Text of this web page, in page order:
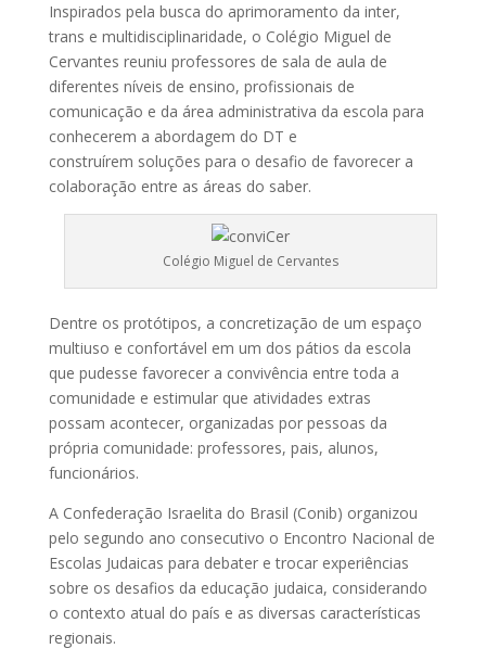
Inspirados pela busca do aprimoramento da inter,
trans e multidisciplinaridade, o Colégio Miguel de
Cervantes reuniu professores de sala de aula de
diferentes níveis de ensino, profissionais de
comunicação e da área administrativa da escola para
conhecerem a abordagem do DT e
construírem soluções para o desafio de favorecer a
colaboração entre as áreas do saber.
Colégio Miguel de Cervantes
Dentre os protótipos, a concretização de um espaço
multiuso e confortável em um dos pátios da escola
que pudesse favorecer a convivência entre toda a
comunidade e estimular que atividades extras
possam acontecer, organizadas por pessoas da
própria comunidade: professores, pais, alunos,
funcionários.
A Confederação Israelita do Brasil (Conib) organizou
pelo segundo ano consecutivo o Encontro Nacional de
Escolas Judaicas para debater e trocar experiências
sobre os desafios da educação judaica, considerando
o contexto atual do país e as diversas características
regionais.